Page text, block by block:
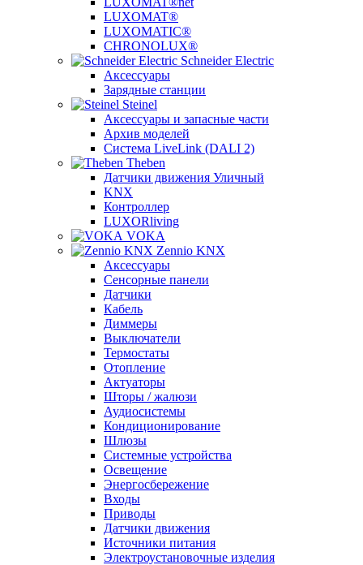
LUXOMAT®
LUXOMATIC®
CHRONOLUX®
Schneider Electric
Аксессуары
Зарядные станции
Steinel
Аксессуары и запасные части
Архив моделей
Система LiveLink (DALI 2)
Theben
Датчики движения Уличный
KNX
Контроллер
LUXORliving
VOKA
Zennio KNX
Аксессуары
Сенсорные панели
Датчики
Кабель
Диммеры
Выключатели
Термостаты
Отопление
Актуаторы
Шторы / жалюзи
Аудиосистемы
Кондиционирование
Шлюзы
Системные устройства
Освещение
Энергосбережение
Входы
Приводы
Датчики движения
Источники питания
Электроустановочные изделия